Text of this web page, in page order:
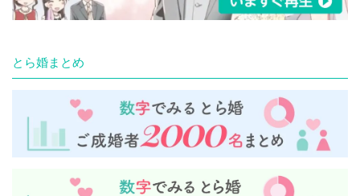
とら婚まとめ